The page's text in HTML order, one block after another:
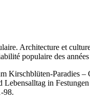
Architecture et
populaire des
Kirschblüten-Paradies
in
98.